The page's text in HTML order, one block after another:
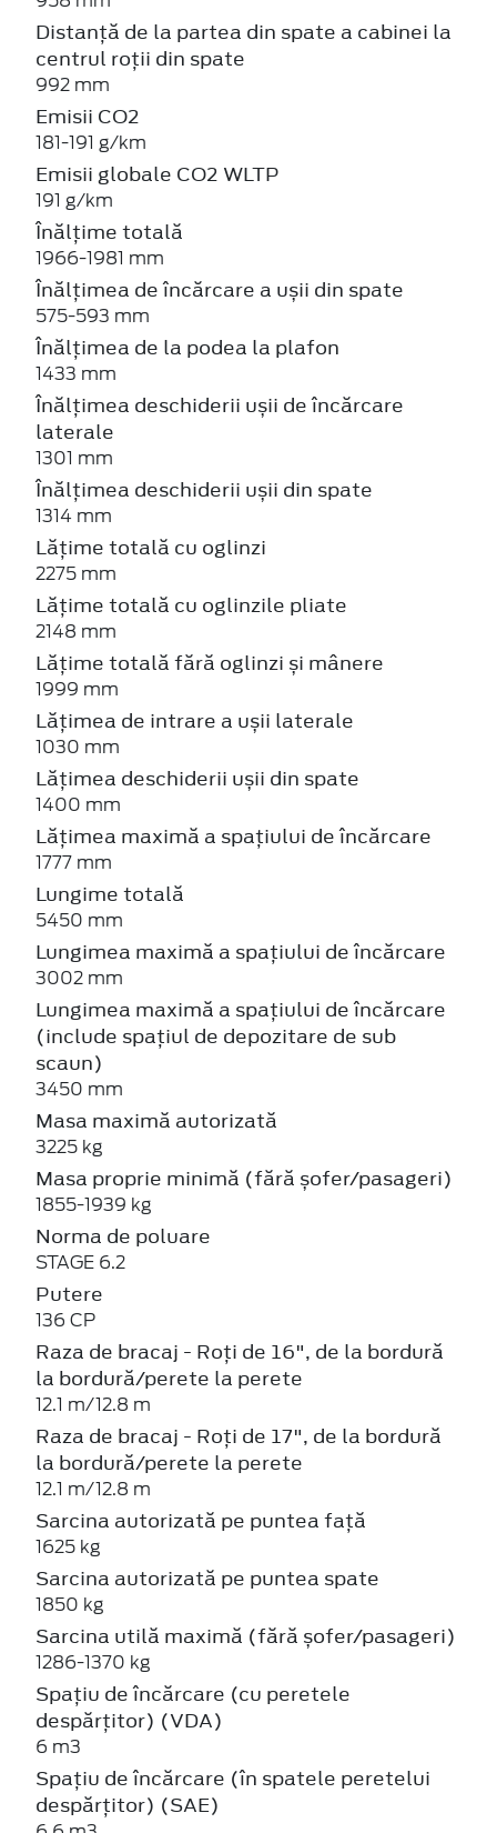
Distanță de la partea din spate a cabinei la
centrul roții din spate
992 mm
Emisii CO2
181-191 g/km
Emisii globale CO2 WLTP
191 g/km
Înălțime totală
1966-1981 mm
Înălțimea de încărcare a ușii din spate
575-593 mm
Înălțimea de la podea la plafon
1433 mm
Înălțimea deschiderii ușii de încărcare
laterale
1301 mm
Înălțimea deschiderii ușii din spate
1314 mm
Lățime totală cu oglinzi
2275 mm
Lățime totală cu oglinzile pliate
2148 mm
Lățime totală fără oglinzi și mânere
1999 mm
Lățimea de intrare a ușii laterale
1030 mm
Lățimea deschiderii ușii din spate
1400 mm
Lățimea maximă a spațiului de încărcare
1777 mm
Lungime totală
5450 mm
Lungimea maximă a spațiului de încărcare
3002 mm
Lungimea maximă a spațiului de încărcare
(include spațiul de depozitare de sub
scaun)
3450 mm
Masa maximă autorizată
3225 kg
Masa proprie minimă (fără șofer/pasageri)
1855-1939 kg
Norma de poluare
STAGE 6.2
Putere
136 CP
Raza de bracaj - Roți de 16", de la bordură
la bordură/perete la perete
12.1 m/12.8 m
Raza de bracaj - Roți de 17", de la bordură
la bordură/perete la perete
12.1 m/12.8 m
Sarcina autorizată pe puntea față
1625 kg
Sarcina autorizată pe puntea spate
1850 kg
Sarcina utilă maximă (fără șofer/pasageri)
1286-1370 kg
Spațiu de încărcare (cu peretele
despărțitor) (VDA)
6 m3
Spațiu de încărcare (în spatele peretelui
despărțitor) (SAE)